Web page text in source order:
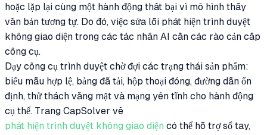
hoặc lặp lại cùng một hành động thất bại vì mô hình thấy
văn bản tương tự. Do đó, việc sửa lỗi phát hiện trình duyệt
không giao diện trong các tác nhân AI cần các rào cản cấp
công cụ.
Dạy công cụ trình duyệt chờ đợi các trạng thái sản phẩm:
biểu mẫu hợp lệ, bảng đã tải, hộp thoại đóng, đường dẫn ổn
định, thử thách vắng mặt và mạng yên tĩnh cho hành động
cụ thể. Trang CapSolver về
phát hiện trình duyệt không giao diện có thể hỗ trợ sổ tay,